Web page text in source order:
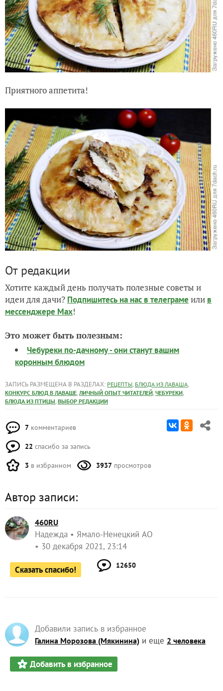
Приятного аппетита!
От редакции
Хотите каждый день получать полезные советы и
идеи для дачи? Подпишитесь на нас в телеграме или в
мессенджере Max!
Это может быть полезным:
Чебуреки по-дачному - они станут вашим
коронным блюдом
ЗАПИСЬ РАЗМЕЩЕНА В РАЗДЕЛАХ: РЕЦЕПТЫ, БЛЮДА ИЗ ЛАВАША,
КОНКУРС БЛЮД В ЛАВАШЕ, ЛИЧНЫЙ ОПЫТ ЧИТАТЕЛЕЙ, ЧЕБУРЕКИ,
БЛЮДА ИЗ ПТИЦЫ, ВЫБОР РЕДАКЦИИ
7 комментариев
22 спасибо за запись
3 в избранном 3937 просмотров
Автор записи:
460RU
Надежда
Ямало-Ненецкий АО
30 декабря 2021, 23:14
Сказать спасибо! 12650
Добавили запись в избранное
Галина Морозова (Мякинина) и еще 2 человека
Добавить в избранное